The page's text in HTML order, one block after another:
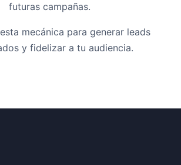
futuras campañas.
mecánica para generar leads
y fidelizar a tu audiencia.